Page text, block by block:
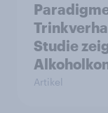
Studie
Artikel